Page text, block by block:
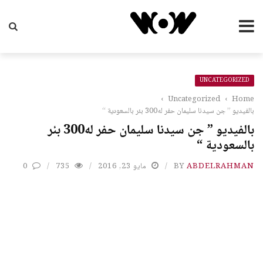
UNCATEGORIZED
Home
›
Uncategorized
›
بالفيديو ” جن سيدنا سليمان حفر له300 بئر بالسعودية “
بالفيديو ” جن سيدنا سليمان حفر له300 بئر
بالسعودية “
BYABDELRAHMAN مايو 23, 2016 735
0